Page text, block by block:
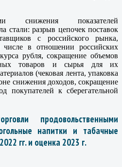
снижения показателей
стали: разрыв цепочек поставок
с российского рынка,
в отношении российских
рубля, сокращение объемов
товаров и сырья для их
(чековая лента, упаковка
снижения доходов, сокращение
покупателей к сберегательной
продовольственными
напитки и табачные
гг. и оценка 2023 г.